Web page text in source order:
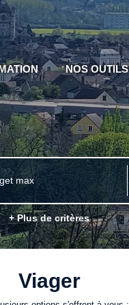
NOS OUTILS
+ Plus de critères
Viager